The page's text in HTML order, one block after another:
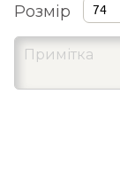
Розмір 74